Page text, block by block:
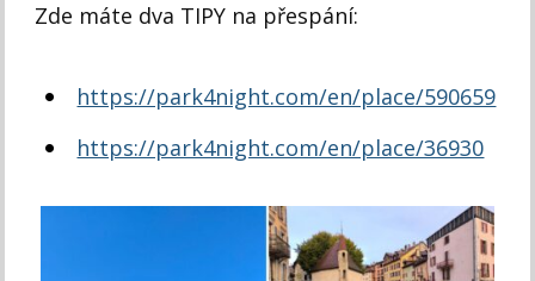
Zde máte dva TIPY na přespání:
https://park4night.com/en/place/590659
https://park4night.com/en/place/36930